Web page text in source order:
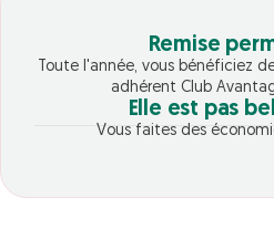
Remise
Toute l'année, vous bénéficiez
adhérent Club
Elle est pas
Vous faites des